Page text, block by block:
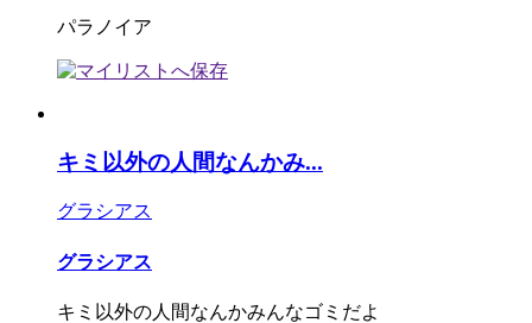
パラノイア
キミ以外の人間なんかみ...
グラシアス
グラシアス
キミ以外の人間なんかみんなゴミだよ